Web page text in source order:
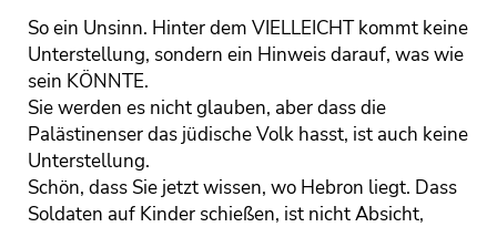
So ein Unsinn. Hinter dem VIELLEICHT kommt keine
Unterstellung, sondern ein Hinweis darauf, was wie
sein KÖNNTE.
Sie werden es nicht glauben, aber dass die
Palästinenser das jüdische Volk hasst, ist auch keine
Unterstellung.
Schön, dass Sie jetzt wissen, wo Hebron liegt. Dass
Soldaten auf Kinder schießen, ist nicht Absicht,